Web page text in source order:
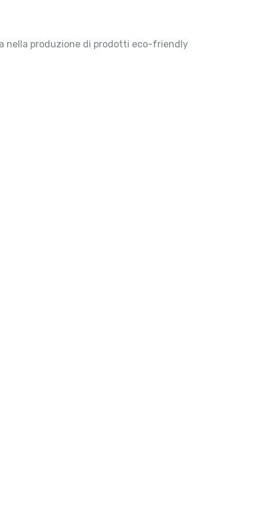
nella produzione di prodotti eco-friendly